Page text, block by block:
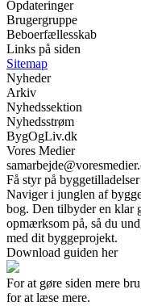
Opdateringer
Brugergruppe
Beboerfællesskab
Links på siden
Sitemap
Nyheder
Arkiv
Nyhedssektion
Nyhedsstrøm
BygOgLiv.dk
Vores Medier
Få styr på
Naviger i junglen af
bog. Den tilbyder en klar
opmærksom på, så du
med dit byggeprojekt.
Download guiden her
For at gøre siden mere
for at læse mere.